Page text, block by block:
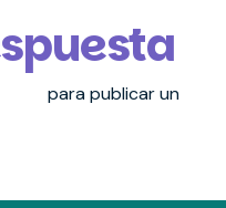
para publicar un